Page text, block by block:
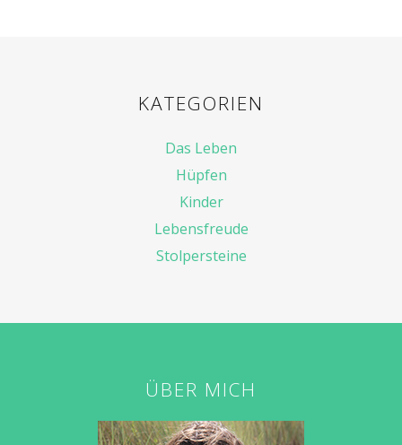
KATEGORIEN
Das Leben
Hüpfen
Kinder
Lebensfreude
Stolpersteine
ÜBER MICH